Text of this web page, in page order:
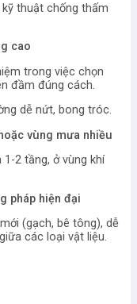
thuật chống thấm
cao
trong việc chọn
đầm đúng cách.
dễ nứt, bong tróc.
vùng mưa nhiều
2 tầng, ở vùng khí
pháp hiện đại
(gạch, bê tông), dễ
các loại vật liệu.